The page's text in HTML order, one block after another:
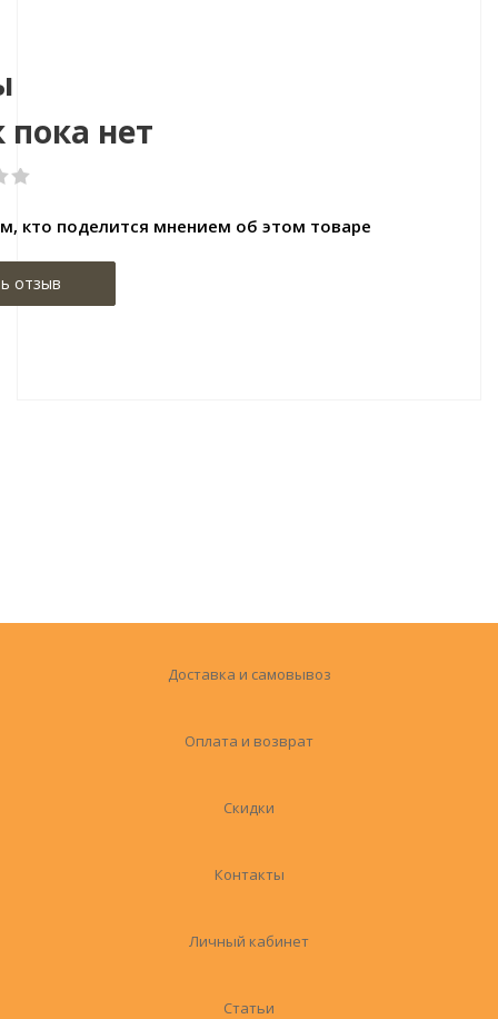
нет
кто поделится мнением об этом товаре
отзыв
Доставка и самовывоз
Оплата и возврат
Скидки
Контакты
Личный кабинет
Статьи